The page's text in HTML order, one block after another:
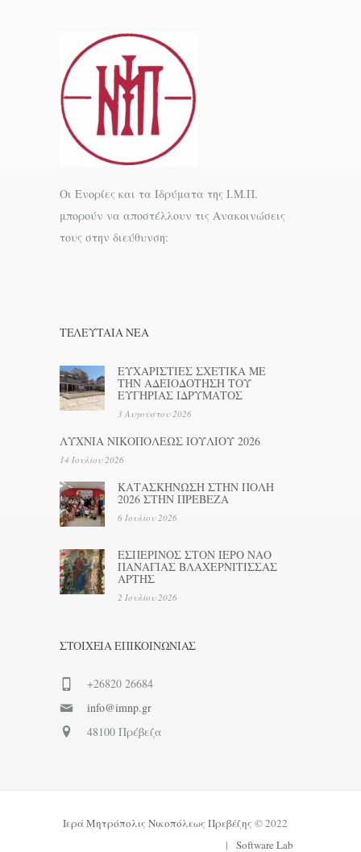
Οι Ενορίες και τα Ιδρύματα της Ι.Μ.Π.
μπορούν να αποστέλλουν τις Ανακοινώσεις
τους στην διεύθυνση:
ΤΕΛΕΥΤΑΊΑ ΝΕΑ
ΕΥΧΑΡΙΣΤΙΕΣ ΣΧΕΤΙΚΑ ΜΕ
ΤΗΝ ΑΔΕΙΟΔΟΤΗΣΗ ΤΟΥ
ΕΥΓΗΡΙΑΣ ΙΔΡΥΜΑΤΟΣ
3 Αυγούστου 2026
ΛΥΧΝΙΑ ΝΙΚΟΠΟΛΕΩΣ ΙΟΥΛΙΟΥ 2026
14 Ιουλίου 2026
ΚΑΤΑΣΚΗΝΩΣΗ ΣΤΗΝ ΠΟΛΗ
2026 ΣΤΗΝ ΠΡΕΒΕΖΑ
6 Ιουλίου 2026
ΕΣΠΕΡΙΝΟΣ ΣΤΟΝ ΙΕΡΟ ΝΑΟ
ΠΑΝΑΓΙΑΣ ΒΛΑΧΕΡΝΙΤΙΣΣΑΣ
ΑΡΤΗΣ
2 Ιουλίου 2026
ΣΤΟΙΧΕΊΑ ΕΠΙΚΟΙΝΩΝΊΑΣ
+26820 26684
info@imnp.gr
48100 Πρέβεζα
Ιερά Μητρόπολις Νικοπόλεως Πρεβέζης © 2022
| Software Lab